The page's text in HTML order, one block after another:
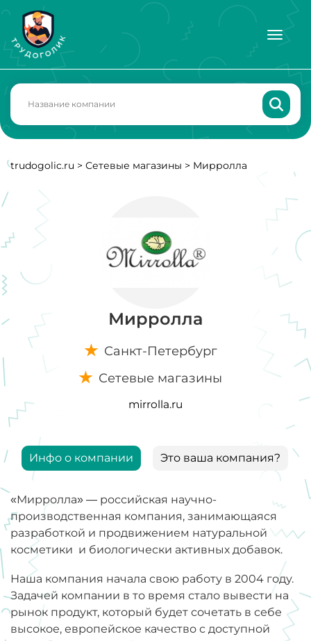
trudogolic.ru > Сетевые магазины > Мирролла
Мирролла
Санкт-Петербург
Сетевые магазины
mirrolla.ru
Инфо о компании Это ваша компания?
«Мирролла» — российская научно-
производственная компания, занимающаяся
разработкой и продвижением натуральной
косметики и биологически активных добавок.
Наша компания начала свою работу в 2004 году.
Задачей компании в то время стало вывести на
рынок продукт, который будет сочетать в себе
высокое, европейское качество с доступной